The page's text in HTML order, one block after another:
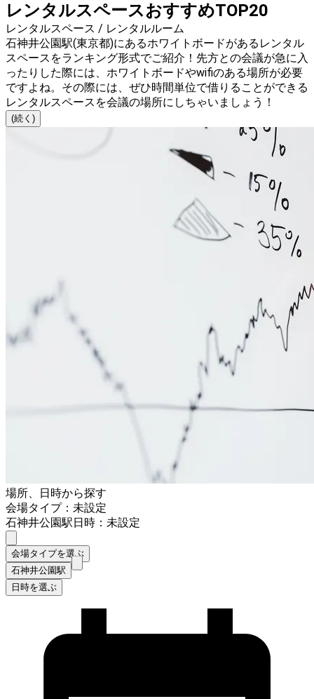
レンタルスペースおすすめTOP20
レンタルスペース / レンタルルーム
石神井公園駅(東京都)にあるホワイトボードがあるレンタル
スペースをランキング形式でご紹介！先方との会議が急に入
ったりした際には、ホワイトボードやwifiのある場所が必要
ですよね。その際には、ぜひ時間単位で借りることができる
レンタルスペースを会議の場所にしちゃいましょう！
(続く)
場所、日時から探す
会場タイプ：未設定
石神井公園駅日時：未設定
会場タイプを選ぶ
石神井公園駅
日時を選ぶ